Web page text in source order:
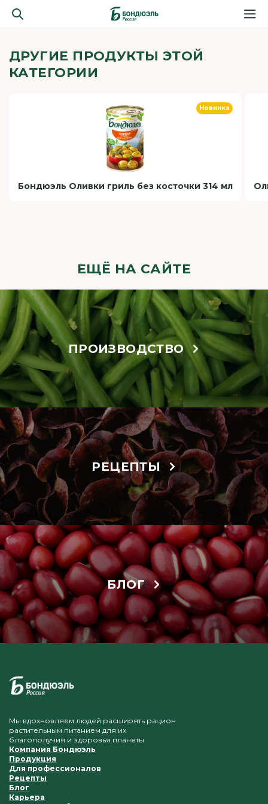
ДРУГИЕ ПРОДУКТЫ ЭТОЙ
КАТЕГОРИИ
Новинка
Бондюэль Оливки гриль без косточки 314 мл
ЕЩЁ НА САЙТЕ
ПРОИЗВОДСТВО
РЕЦЕПТЫ
БЛОГ
Мы вдохновляем людей расширять рацион
растительным питанием для их
благополучия и здоровья планеты
Компания Бондюэль
Продукция
Для профессионалов
Рецепты
Блог
Карьера